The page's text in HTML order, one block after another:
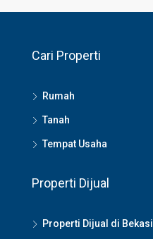
Cari Properti
Rumah
Tanah
Tempat Usaha
Properti Dijual
Properti Dijual di Bekasi